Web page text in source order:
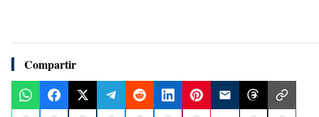
Compartir